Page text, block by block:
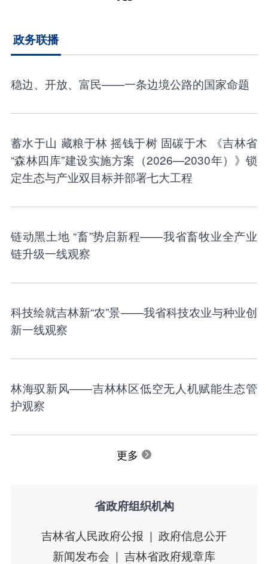
政务联播
稳边、开放、富民——一条边境公路的国家命题
蓄水于山 藏粮于林 摇钱于树 固碳于木 《吉林省
“森林四库”建设实施方案（2026—2030年）》锁
定生态与产业双目标并部署七大工程
链动黑土地 “畜”势启新程——我省畜牧业全产业
链升级一线观察
科技绘就吉林新“农”景——我省科技农业与种业创
新一线观察
林海驭新风——吉林林区低空无人机赋能生态管
护观察
更多
省政府组织机构
吉林省人民政府公报
政府信息公开
新闻发布会
吉林省政府规章库